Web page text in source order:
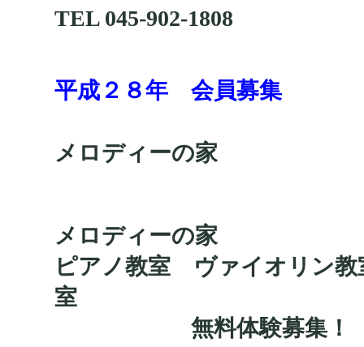
TEL 045-902-1808
平成２８年 会員募集
メロディーの家
メロディーの家
ピアノ教室 ヴァイオリン
室
無料体験募集！